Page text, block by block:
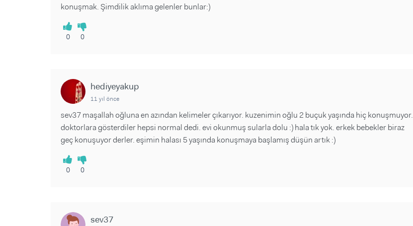
konuşmak. Şimdilik aklıma gelenler bunlar:)
0 0
hediyeyakup
11 yıl önce
sev37 maşallah oğluna en azından kelimeler çıkarıyor. kuzenimin oğlu 2 buçuk yaşında hiç konuşmuyor.
doktorlara gösterdiler hepsi normal dedi. evi okunmuş sularla dolu :) hala tık yok. erkek bebekler biraz
geç konuşuyor derler. eşimin halası 5 yaşında konuşmaya başlamış düşün artık :)
0 0
sev37